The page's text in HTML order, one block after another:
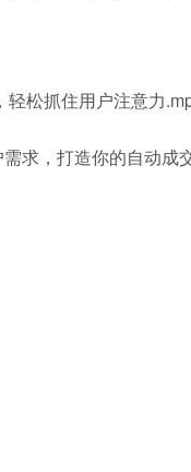
松抓住用户注意力
求，打造你的自动成